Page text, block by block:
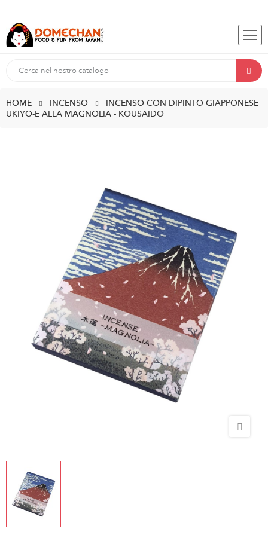
HOME INCENSO
INCENSO CON DIPINTO GIAPPONESE
UKIYO-E ALLA MAGNOLIA - KOUSAIDO